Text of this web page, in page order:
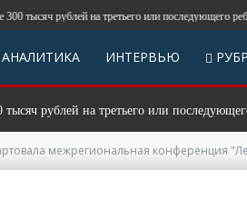
на третьего или последующего ребенка с
АНАЛИТИКА ИНТЕРВЬЮ
на третьего или последующего
межрегиональная конференция